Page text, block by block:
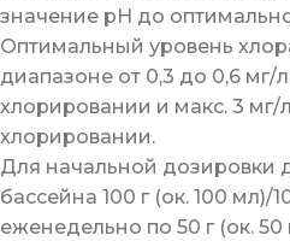
значение pH до
Оптимальный уровень
диапазоне от 0,3 до 0,6 мг/
хлорировании и макс. 3
хлорировании.
Для начальной дозировки
бассейна 100 г (ок. 100 мл)/
еженедельно по 50 г (ок. 50